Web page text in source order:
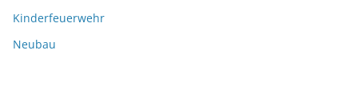
Kinderfeuerwehr
Neubau